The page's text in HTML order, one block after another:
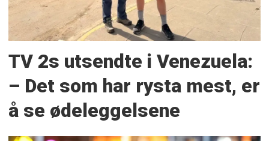
TV 2s utsendte i Venezuela:
– Det som har rysta mest, er
å se ødeleggelsene